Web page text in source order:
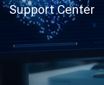
Support Center